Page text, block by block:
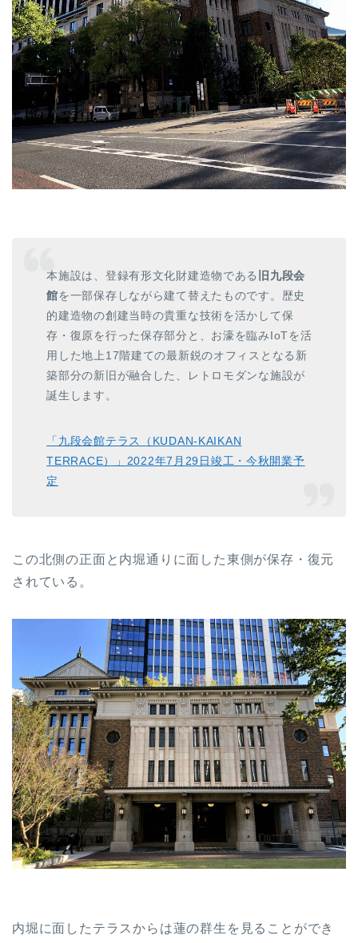
本施設は、登録有形文化財建造物である 旧九段会
館を一部保存しながら建て替えたものです。歴史
的建造物の創建当時の貴重な技術を活かして保
存・復原を行った保存部分と、お濠を臨みIoTを活
用した地上17階建ての最新鋭のオフィスとなる新
築部分の新旧が融合した、レトロモダンな施設が
誕生します。
「九段会館テラス（KUDAN-KAIKAN
TERRACE）」2022年7月29日竣工・今秋開業予
定
この北側の正面と内堀通りに面した東側が保存・復元
されている。
内堀に面したテラスからは蓮の群生を見ることができ